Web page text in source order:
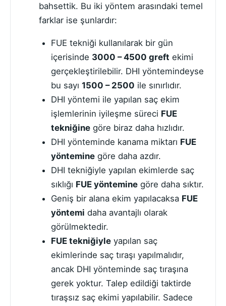
bahsettik. Bu iki yöntem arasındaki temel
farklar ise şunlardır:
FUE tekniği kullanılarak bir gün
içerisinde 3000 – 4500 greft ekimi
gerçekleştirilebilir. DHI yöntemindeyse
bu sayı 1500 – 2500 ile sınırlıdır.
DHI yöntemi ile yapılan saç ekim
işlemlerinin iyileşme süreci FUE
tekniğinegöre biraz daha hızlıdır.
DHI yönteminde kanama miktarı FUE
yönteminegöre daha azdır.
DHI tekniğiyle yapılan ekimlerde saç
sıklığı FUE yönteminegöre daha sıktır.
Geniş bir alana ekim yapılacaksa FUE
yöntemi daha avantajlı olarak
görülmektedir.
FUE tekniğiyleyapılan saç
ekimlerinde saç tıraşı yapılmalıdır,
ancak DHI yönteminde saç tıraşına
gerek yoktur. Talep edildiği taktirde
tıraşsız saç ekimi yapılabilir. Sadece